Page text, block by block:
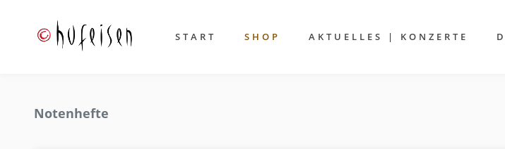
START SHOP AKTUELLES | KONZERTE
Notenhefte